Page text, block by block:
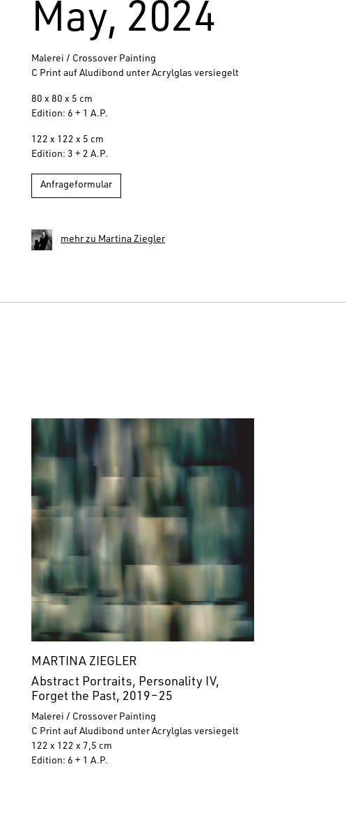
May, 2024
Malerei / Crossover Painting
C Print auf Aludibond unter Acrylglas versiegelt
80 x 80 x 5 cm
Edition: 6 + 1 A.P.
122 x 122 x 5 cm
Edition: 3 + 2 A.P.
Anfrageformular
mehr zu Martina Ziegler
MARTINA ZIEGLER
Abstract Portraits, Personality IV,
Forget the Past, 2019–25
Malerei / Crossover Painting
C Print auf Aludibond unter Acrylglas versiegelt
122 x 122 x 7,5 cm
Edition: 6 + 1 A.P.